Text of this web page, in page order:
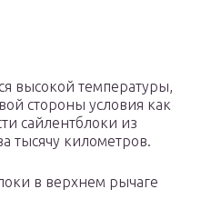
высокой температуры,
стороны условия как
сайлентблоки из
тысячу километров.
в верхнем рычаге